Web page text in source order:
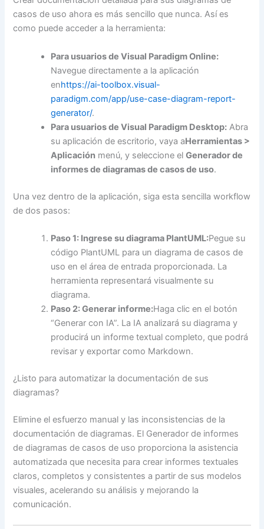
casos de uso ahora es más sencillo que nunca. Así es
como puede acceder a la herramienta:
Para usuarios de Visual Paradigm Online:
Navegue directamente a la aplicación
enhttps://ai-toolbox.visual-
paradigm.com/app/use-case-diagram-report-
generator/.
Para usuarios de Visual Paradigm Desktop: Abra
su aplicación de escritorio, vaya aHerramientas >
Aplicación menú, y seleccione elGenerador de
informes de diagramas de casos de uso.
Una vez dentro de la aplicación, siga esta sencilla workflow
de dos pasos:
Paso 1: Ingrese su diagrama PlantUML:Pegue su
código PlantUML para un diagrama de casos de
uso en el área de entrada proporcionada. La
herramienta representará visualmente su
diagrama.
Paso 2: Generar informe:Haga clic en el botón
“Generar con IA”. La IA analizará su diagrama y
producirá un informe textual completo, que podrá
revisar y exportar como Markdown.
¿Listo para automatizar la documentación de sus
diagramas?
Elimine el esfuerzo manual y las inconsistencias de la
documentación de diagramas. El Generador de informes
de diagramas de casos de uso proporciona la asistencia
automatizada que necesita para crear informes textuales
claros, completos y consistentes a partir de sus modelos
visuales, acelerando su análisis y mejorando la
comunicación.